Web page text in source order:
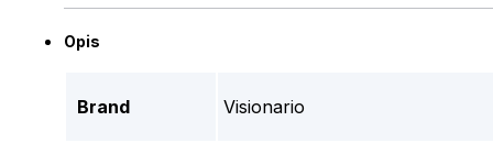
Opis
Brand Visionario